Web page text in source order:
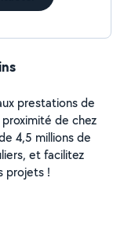
prestations de
de chez
4,5 millions de
et facilitez
projets !